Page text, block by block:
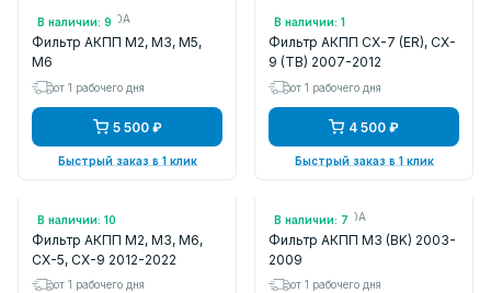
В наличии: 9
Арт.: FNC121500A
Фильтр АКПП M2, M3, M5,
M6
от 1 рабочего дня
5 500 ₽
Быстрый заказ в 1 клик
В наличии: 1
Арт.: JT254K
Фильтр АКПП CX-7 (ER), CX-
9 (TB) 2007-2012
от 1 рабочего дня
4 500 ₽
Быстрый заказ в 1 клик
В наличии: 10
Арт.: FZ0121500
Фильтр АКПП M2, M3, M6,
CX-5, CX-9 2012-2022
от 1 рабочего дня
В наличии: 7
Арт.: FN0121500A
Фильтр АКПП M3 (BK) 2003-
2009
от 1 рабочего дня